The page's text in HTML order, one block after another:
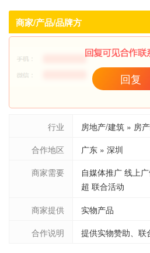
商家/产品/品牌方
回复
行业
房地产/建筑 » 房
合作地区
广东 » 深圳
商家需要
自媒体推广 线上
超 联合活动
商家提供
实物产品
合作说明
提供实物赞助、联